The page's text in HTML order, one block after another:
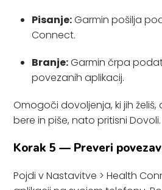
Pisanje:Garmin pošilja
Connect.
Branje:Garmin črpa
povezanih aplikacij.
Omogoči dovoljenja, ki jih
bere in piše, nato pritisni Dovoli.
Korak 5 — Preveri
Pojdi v Nastavitve > Health